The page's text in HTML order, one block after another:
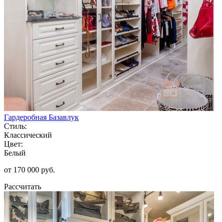
Гардеробная Базавлук
Стиль:
Классический
Цвет:
Белый
от 170 000 руб.
Рассчитать